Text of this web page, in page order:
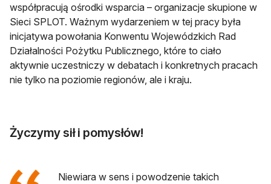
współpracują ośrodki wsparcia – organizacje skupione w
Sieci SPLOT. Ważnym wydarzeniem w tej pracy była
inicjatywa powołania Konwentu Wojewódzkich Rad
Działalności Pożytku Publicznego, które to ciało
aktywnie uczestniczy w debatach i konkretnych pracach
nie tylko na poziomie regionów, ale i kraju.
Życzymy sił i pomysłów!
Niewiara w sens i powodzenie takich